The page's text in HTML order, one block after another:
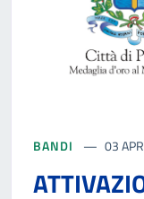
BANDI 03